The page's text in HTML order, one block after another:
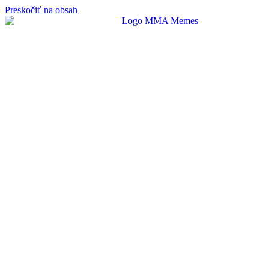
Preskočiť na obsah